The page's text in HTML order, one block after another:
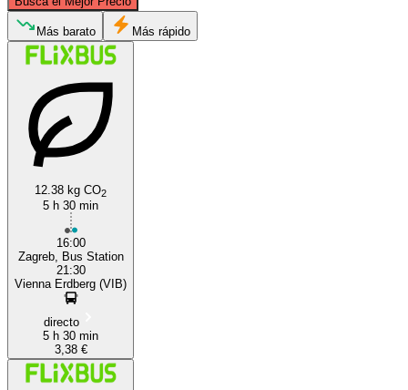
Más barato Más rápido
12.38 kg CO2
5 h 30 min
16:00
Zagreb, Bus Station
21:30
Vienna Erdberg (VIB)
directo
5 h 30 min
3,38 €